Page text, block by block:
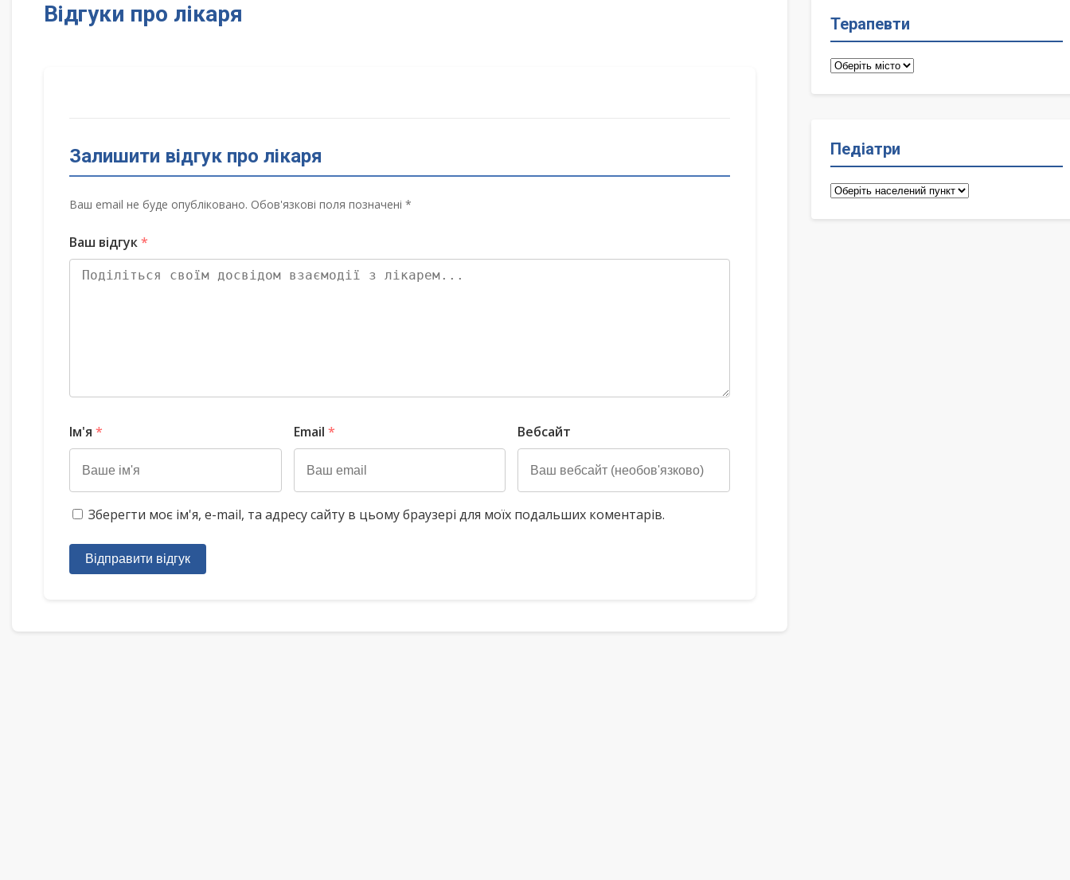
Відгуки про лікаря
Залишити відгук про лікаря
Ваш email не буде опубліковано. Обов'язкові поля позначені *
Ваш відгук*
Ім'я * Email * Вебсайт
Зберегти моє ім'я, e-mail, та адресу сайту в цьому браузері для моїх подальших коментарів.
Відправити відгук
Терапевти
Терапевти
Педіатри
Педіатри